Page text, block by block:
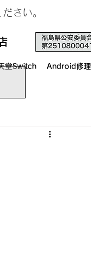
さい。
堂Switch Android修理